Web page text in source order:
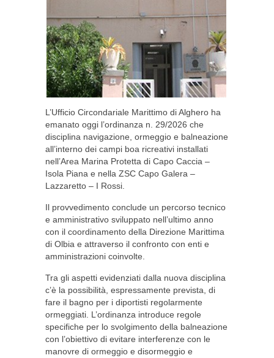
L’Ufficio Circondariale Marittimo di Alghero ha
emanato oggi l’ordinanza n. 29/2026 che
disciplina navigazione, ormeggio e balneazione
all’interno dei campi boa ricreativi installati
nell’Area Marina Protetta di Capo Caccia –
Isola Piana e nella ZSC Capo Galera –
Lazzaretto – I Rossi.
Il provvedimento conclude un percorso tecnico
e amministrativo sviluppato nell’ultimo anno
con il coordinamento della Direzione Marittima
di Olbia e attraverso il confronto con enti e
amministrazioni coinvolte.
Tra gli aspetti evidenziati dalla nuova disciplina
c’è la possibilità, espressamente prevista, di
fare il bagno per i diportisti regolarmente
ormeggiati. L’ordinanza introduce regole
specifiche per lo svolgimento della balneazione
con l’obiettivo di evitare interferenze con le
manovre di ormeggio e disormeggio e